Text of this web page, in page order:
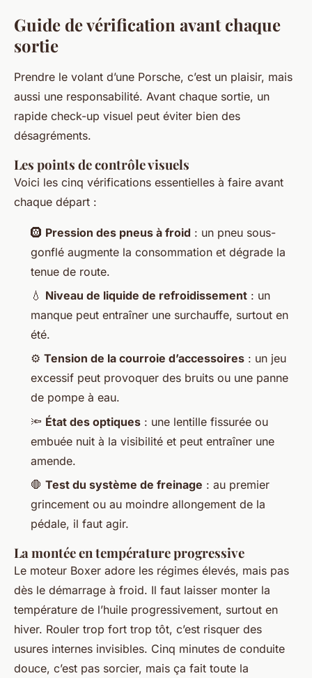
Guide de vérification avant chaque
sortie
Prendre le volant d’une Porsche, c’est un plaisir, mais
aussi une responsabilité. Avant chaque sortie, un
rapide check-up visuel peut éviter bien des
désagréments.
Les points de contrôle visuels
Voici les cinq vérifications essentielles à faire avant
chaque départ :
🛞 Pression des pneus à froid : un pneu sous-
gonflé augmente la consommation et dégrade la
tenue de route.
💧 Niveau de liquide de refroidissement : un
manque peut entraîner une surchauffe, surtout en
été.
⚙️ Tension de la courroie d’accessoires : un jeu
excessif peut provoquer des bruits ou une panne
de pompe à eau.
🔦 État des optiques : une lentille fissurée ou
embuée nuit à la visibilité et peut entraîner une
amende.
🛑 Test du système de freinage : au premier
grincement ou au moindre allongement de la
pédale, il faut agir.
La montée en température progressive
Le moteur Boxer adore les régimes élevés, mais pas
dès le démarrage à froid. Il faut laisser monter la
température de l’huile progressivement, surtout en
hiver. Rouler trop fort trop tôt, c’est risquer des
usures internes invisibles. Cinq minutes de conduite
douce, c’est pas sorcier, mais ça fait toute la